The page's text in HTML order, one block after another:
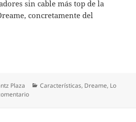
sin cable más top de la
concretamente del
la Dreame V30, el aspirador de
Plaza Categorías
Características, Dreame, Lo
en Probamos la Dreame V30, el